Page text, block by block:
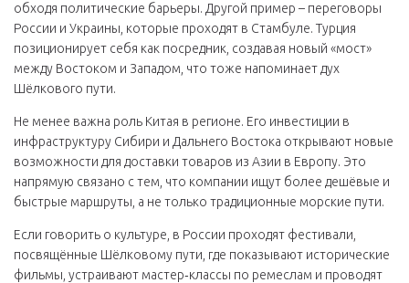
обходя политические барьеры. Другой пример – переговоры
России и Украины, которые проходят в Стамбуле. Турция
позиционирует себя как посредник, создавая новый «мост»
между Востоком и Западом, что тоже напоминает дух
Шёлкового пути.
Не менее важна роль Китая в регионе. Его инвестиции в
инфраструктуру Сибири и Дальнего Востока открывают новые
возможности для доставки товаров из Азии в Европу. Это
напрямую связано с тем, что компании ищут более дешёвые и
быстрые маршруты, а не только традиционные морские пути.
Если говорить о культуре, в России проходят фестивали,
посвящённые Шёлковому пути, где показывают исторические
фильмы, устраивают мастер‑классы по ремеслам и проводят